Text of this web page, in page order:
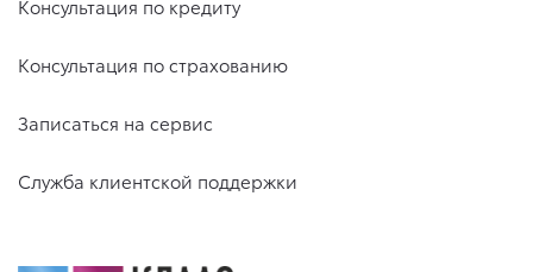
Консультация по кредиту
Консультация по страхованию
Записаться на сервис
Служба клиентской поддержки